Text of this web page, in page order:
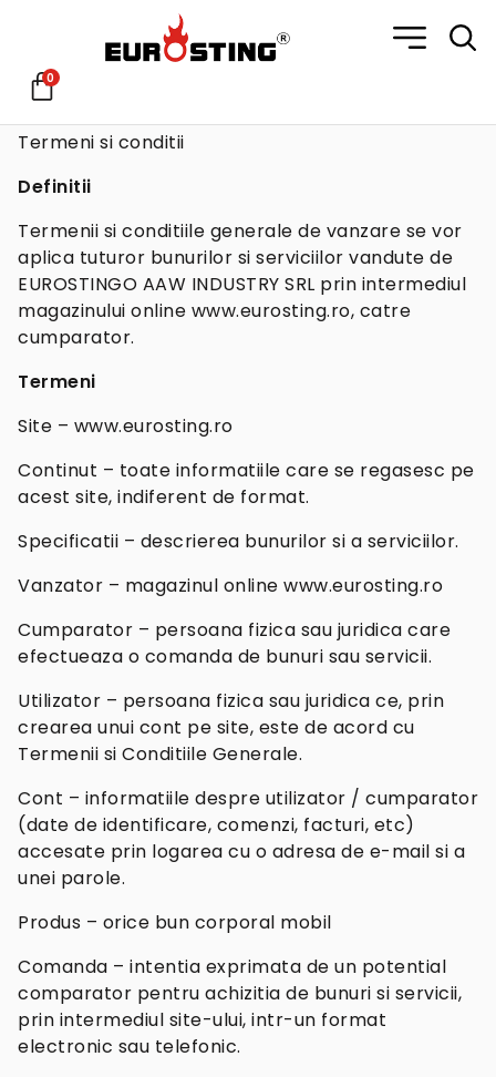
0
Termeni si conditii
Definitii
Termenii si conditiile generale de vanzare se vor
aplica tuturor bunurilor si serviciilor vandute de
EUROSTINGO AAW INDUSTRY SRL prin intermediul
magazinului online www.eurosting.ro, catre
cumparator.
Termeni
Site – www.eurosting.ro
Continut – toate informatiile care se regasesc pe
acest site, indiferent de format.
Specificatii – descrierea bunurilor si a serviciilor.
Vanzator – magazinul online www.eurosting.ro
Cumparator – persoana fizica sau juridica care
efectueaza o comanda de bunuri sau servicii.
Utilizator – persoana fizica sau juridica ce, prin
crearea unui cont pe site, este de acord cu
Termenii si Conditiile Generale.
Cont – informatiile despre utilizator / cumparator
(date de identificare, comenzi, facturi, etc)
accesate prin logarea cu o adresa de e-mail si a
unei parole.
Produs – orice bun corporal mobil
Comanda – intentia exprimata de un potential
comparator pentru achizitia de bunuri si servicii,
prin intermediul site-ului, intr-un format
electronic sau telefonic.